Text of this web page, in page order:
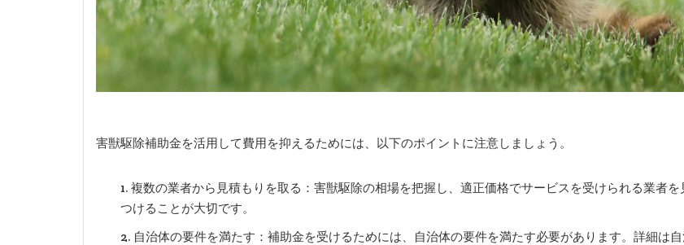
害獣駆除補助金を活用して費用を抑えるためには、以下のポイントに注意しましょう。
複数の業者から見積もりを取る：害獣駆除の相場を把握し、適正価格でサービスを受けられる業者を
つけることが大切です。
自治体の要件を満たす：補助金を受けるためには、自治体の要件を満たす必要があります。詳細は